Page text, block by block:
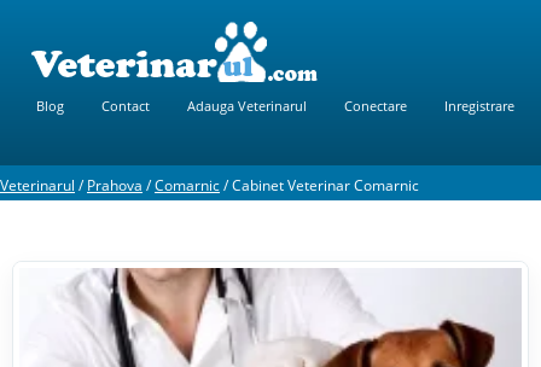
Blog Contact Adauga Veterinarul Conectare Inregistrare
Veterinarul /Prahova /Comarnic/Cabinet Veterinar Comarnic